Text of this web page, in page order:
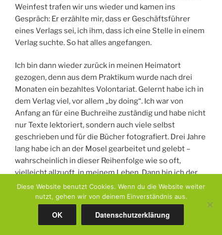
Weinfest trafen wir uns wieder und kamen ins
Gespräch: Er erzählte mir, dass er Geschäftsführer
eines Verlags sei, ich ihm, dass ich eine Stelle in einem
Verlag suchte. So hat alles angefangen.
Ich bin dann wieder zurück in meinen Heimatort
gezogen, denn aus dem Praktikum wurde nach drei
Monaten ein bezahltes Volontariat. Gelernt habe ich in
dem Verlag viel, vor allem „by doing“. Ich war von
Anfang an für eine Buchreihe zuständig und habe nicht
nur Texte lektoriert, sondern auch viele selbst
geschrieben und für die Bücher fotografiert. Drei Jahre
lang habe ich an der Mosel gearbeitet und gelebt –
wahrscheinlich in dieser Reihenfolge wie so oft,
vielleicht allzuoft, in meinem Leben. Dann bin ich der
Liebe wegen in den Norden gezogen und habe
beruflich neu angefangen.
Meine Erfahrung im Verlag hat mir nach dem Umzug
Diese Website benutzt Cookies. Wenn du die Website weiter
nutzt, gehen wir von deinem Einverständnis aus.
OK Datenschutzerklärung